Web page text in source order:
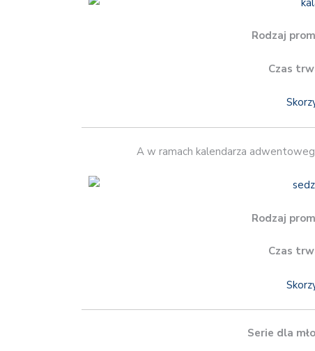
Rodzaj
Czas
A w ramach kalendarza
Rodzaj
Czas
Serie dla